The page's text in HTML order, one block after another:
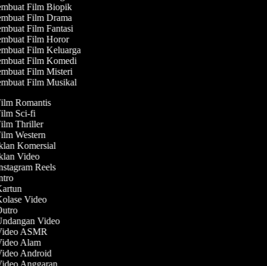
Film Biopik
Film Drama
Film Fantasi
Film Horor
Film Keluarga
Film Komedi
Film Misteri
Film Musikal
Romantis
Sci-fi
Thriller
Western
Komersial
Video
Reels
Video
Video
ASMR
Alam
Android